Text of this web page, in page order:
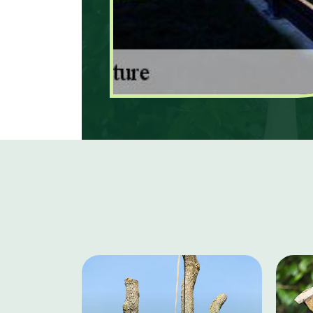
solliciter les services